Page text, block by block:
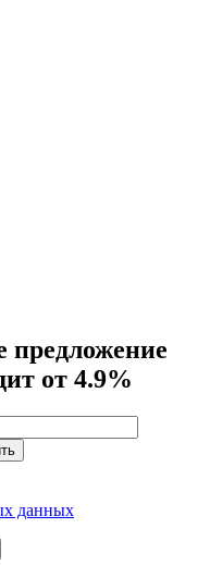
предложение
от 4.9%
данных